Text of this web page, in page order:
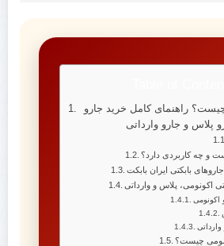
چیست؟ راهنمای کامل خرید جارو
پلاس و جارو وارداتی
و چه کاربردی دارد؟
بابکتی ایران بابکت
اکونومی، پلاس و وارداتی
چیست؟